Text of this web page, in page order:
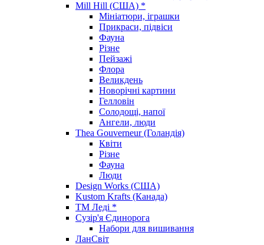
Mill Hill (США) *
Мініатюри, іграшки
Прикраси, підвіси
Фауна
Різне
Пейзажі
Флора
Великдень
Новорічні картини
Гелловін
Солодощі, напої
Ангели, люди
Thea Gouverneur (Голандія)
Квіти
Різне
Фауна
Люди
Design Works (США)
Kustom Krafts (Канада)
ТМ Леді *
Сузір'я Єдинорога
Набори для вишивання
ЛанСвіт